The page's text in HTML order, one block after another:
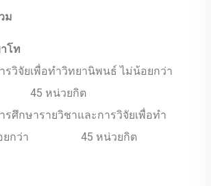
ม
โท
ารวิจัยเพื่อทำวิทยานิพนธ์ ไม่น้อยกว่า
วยกิต
รศึกษารายวิชาและการวิจัยเพื่อทำ
น้อยกว่า 45 หน่วยกิต